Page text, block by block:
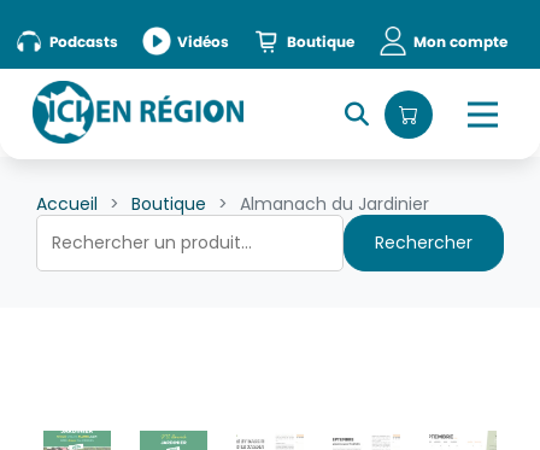
Podcasts Vidéos Boutique Mon compte
Accueil Boutique
Almanach du Jardinier
Rechercher